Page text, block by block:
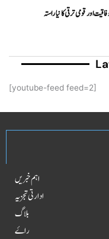
اور قومی ترقی کا نیا راستہ
[youtube-feed feed=2]
اہم خبریں
ادارتی تجزیہ
بلاگ
راۓ